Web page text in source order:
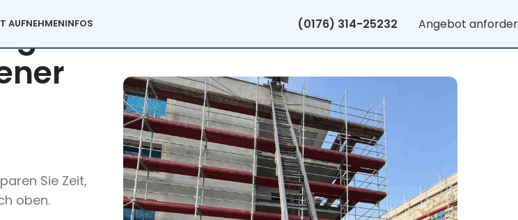
AUFNEHMENINFOS (0176) 314-25232 Angebot
ab
Sie Zeit,
oben.